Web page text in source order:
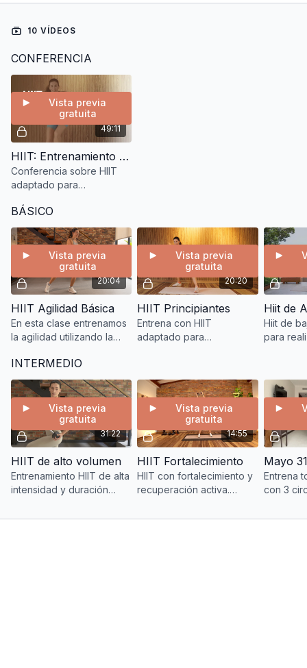
10 VÍDEOS
CONFERENCIA
49:11
Vista previa
gratuita
HIIT: Entrenamiento por intervalos de alta intensidad
Conferencia sobre HIIT
adaptado para
precauciones y cómo
aplicarlo con seguridad y
evidencia.
BÁSICO
20:04
Vista previa
gratuita
HIIT Agilidad Básica
En esta clase entrenamos
la agilidad utilizando la
Realizamos 40 segundos
de trabajo con 20
segundos de
recuperación.
20:20
Vista previa
gratuita
HIIT Principiantes
Entrena con HIIT
adaptado para
metabólico y
fortaleciendo huesos y
articulaciones.
Hiit de
para
INTERMEDIO
31:22
Vista previa
gratuita
HIIT de alto volumen
Entrenamiento HIIT de alta
intensidad y duración
fuerza adaptable.
14:55
Vista previa
gratuita
HIIT Fortalecimiento
HIIT con fortalecimiento y
recuperación activa.
para entrenar resistencia
Entrena
con 3